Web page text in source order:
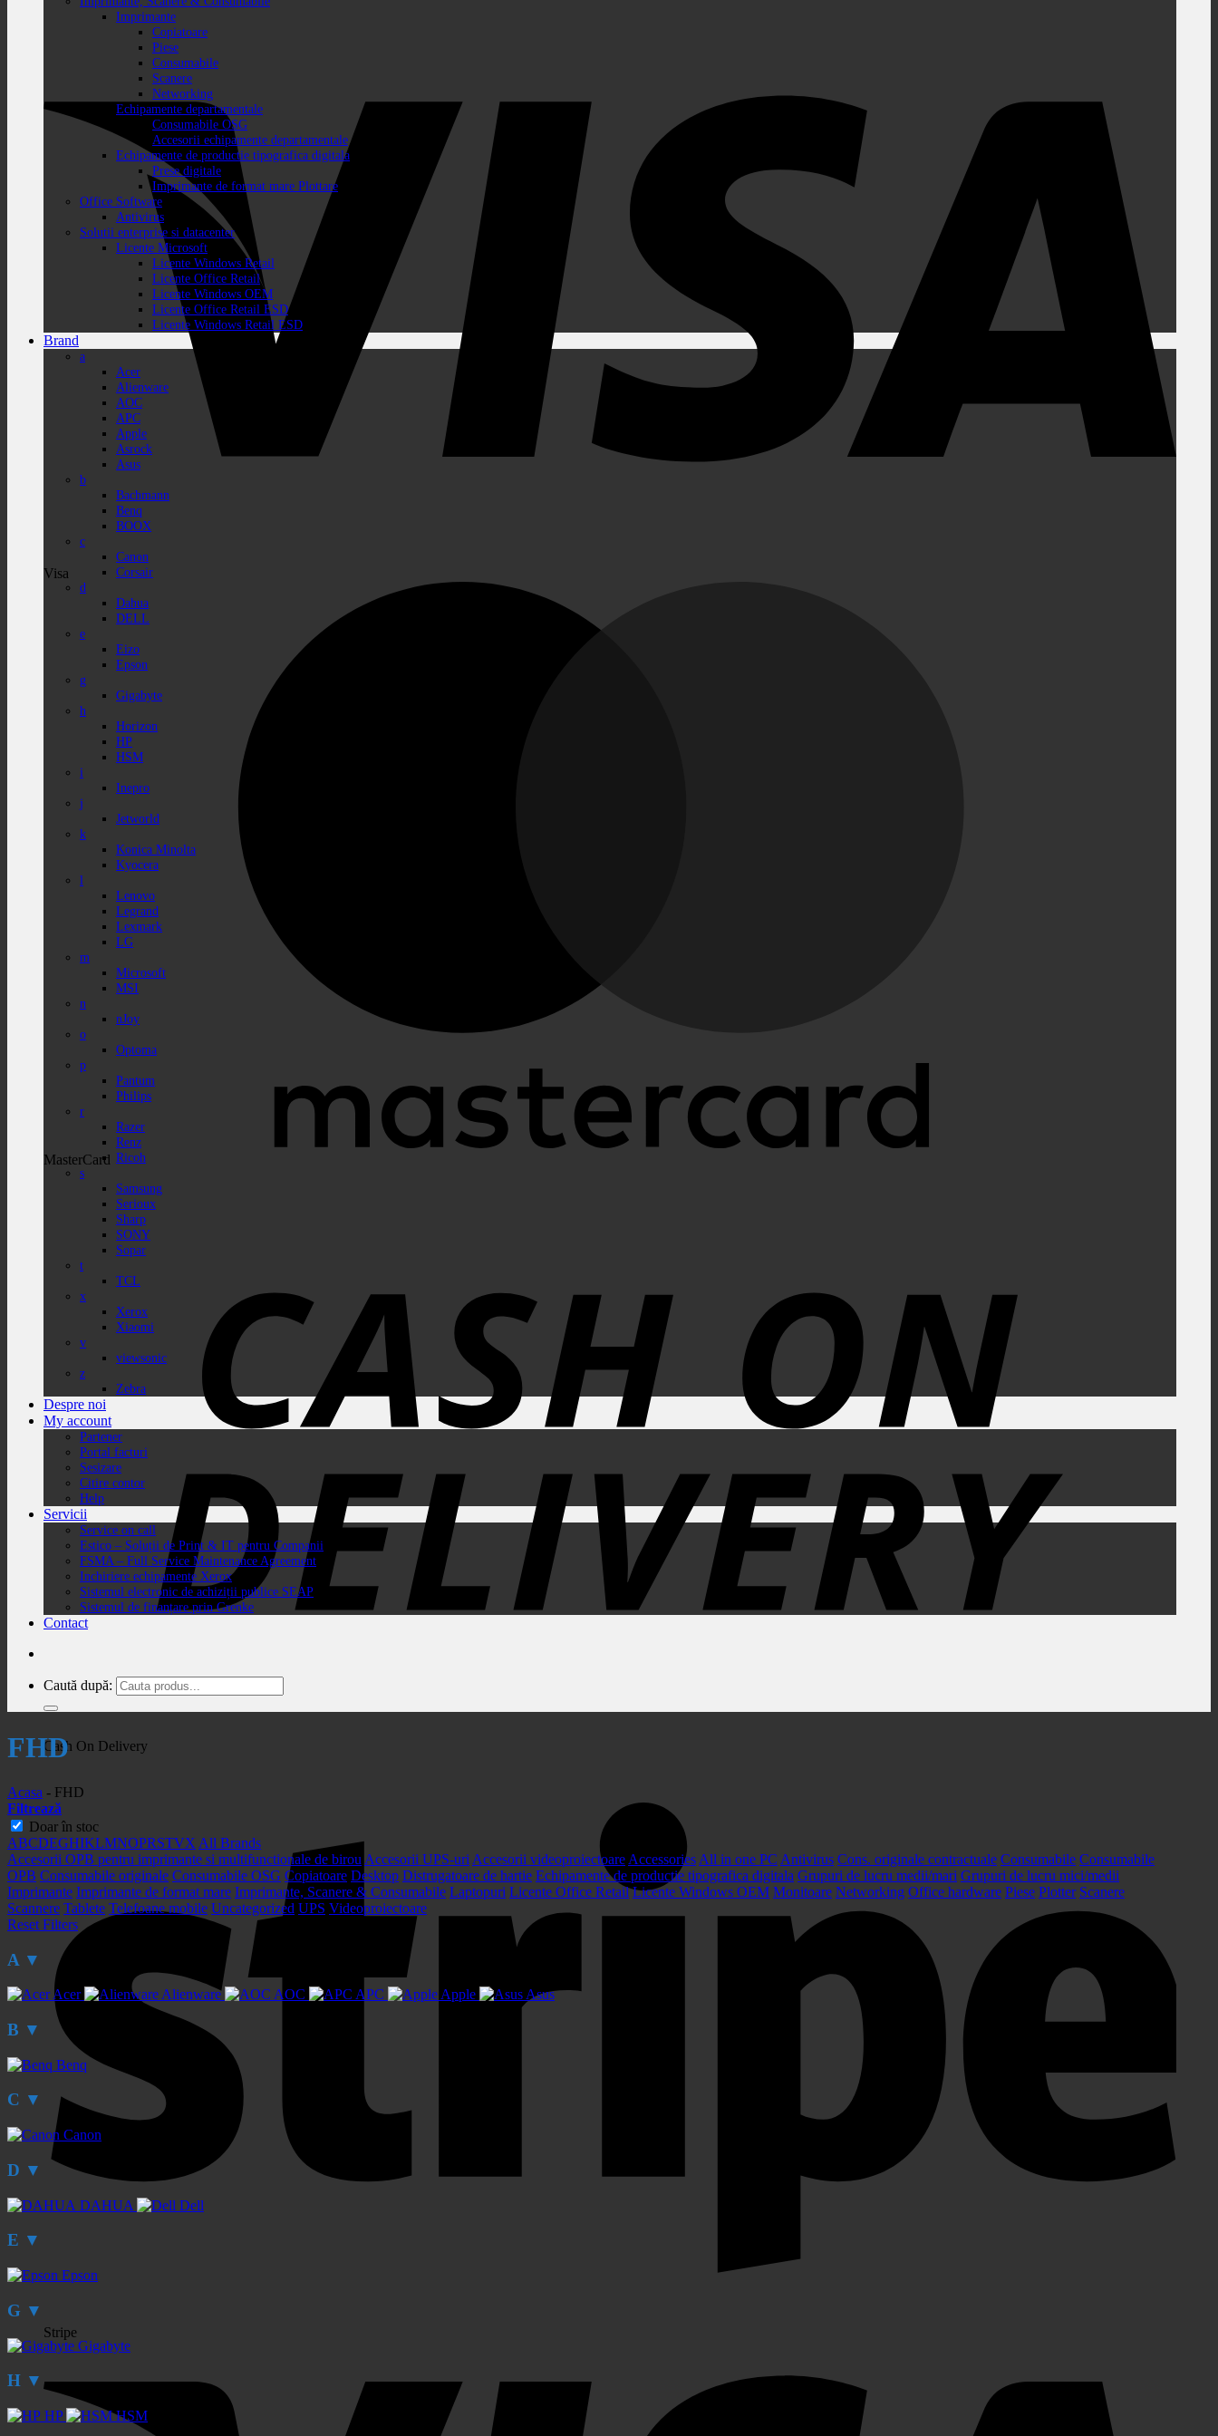
Visa
MasterCard
Cash On Delivery
Stripe
Imprimante
Copiatoare
Piese
Consumabile
Scanere
Networking
Echipamente departamentale
Consumabile OSG
Accesorii echipamente departamentale
Echipamente de productie tipografica digitala
Prese digitale
Imprimante de format mare Plottare
Office Software
Antivirus
Solutii enterprise si datacenter
Licente Microsoft
Licente Windows Retail
Licente Office Retail
Licente Windows OEM
Licente Office Retail ESD
Licente Windows Retail ESD
Brand
a
Acer
Alienware
AOC
APC
Apple
Asrock
Asus
b
Bachmann
Benq
BOOX
c
Canon
Corsair
d
Dahua
DELL
e
Eizo
Epson
g
Gigabyte
h
Horizon
HP
HSM
i
Inepro
j
Jetworld
k
Konica Minolta
Kyocera
l
Lenovo
Legrand
Lexmark
LG
m
Microsoft
MSI
n
nJoy
o
Optoma
p
Pantum
Philips
r
Razer
Renz
Ricoh
s
Samsung
Serioux
Sharp
SONY
Sopar
t
TCL
x
Xerox
Xiaomi
v
viewsonic
z
Zebra
Despre noi
My account
Partener
Portal facturi
Sesizare
Citire contor
Help
Servicii
Service on call
Estico – Soluții de Print & IT pentru Companii
FSMA – Full Service Maintenance Agreement
Inchiriere echipamente Xerox
Sistemul electronic de achiziții publice SEAP
Sistemul de finanțare prin Grenke
Contact
Caută după:
FHD
Acasa - FHD
Filtrează
Doar în stoc
ABCDEGHIKLMNOPRSTVX All Brands
Accesorii OPB pentru imprimante si multifunctionale de birou Accesorii UPS-uri Accesorii videoproiectoare Accessories All in one PC Antivirus Cons. originale contractuale Consumabile Consumabile
OPB Consumabile originale Consumabile OSG Copiatoare Desktop Distrugatoare de hartie Echipamente de productie tipografica digitala Grupuri de lucru medii/mari Grupuri de lucru mici/medii
Imprimante Imprimante de format mare Imprimante, Scanere & Consumabile Laptopuri Licente Office Retail Licente Windows OEM Monitoare Networking Office hardware Piese Plotter Scanere
Scannere Tablete Telefoane mobile Uncategorized UPS Videoproiectoare
Reset Filters
A ▼
Acer Alienware AOC APC Apple Asus
B ▼
Benq
C ▼
Canon
D ▼
DAHUA Dell
E ▼
Epson
G ▼
Gigabyte
H ▼
HP HSM